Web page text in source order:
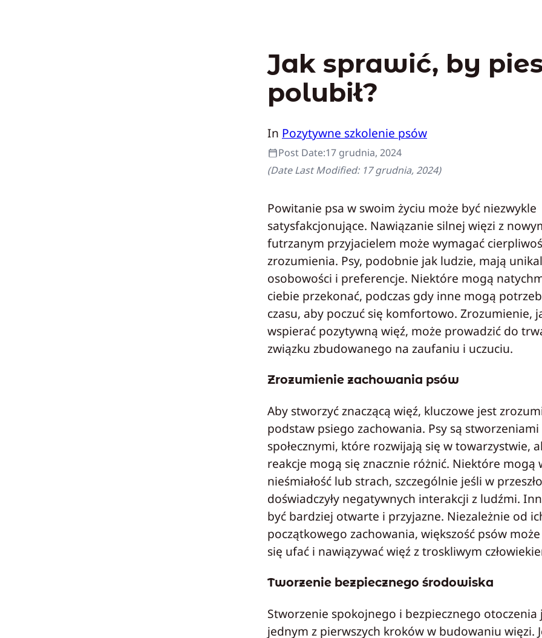
Jak sprawić, by
polubił?
In Pozytywne szkolenie psów
Post Date:17 grudnia, 2024
(Date Last Modified: 17 grudnia, 2024)
Powitanie psa w swoim życiu może być niezwykle
satysfakcjonujące. Nawiązanie silnej więzi z
futrzanym przyjacielem może wymagać
zrozumienia. Psy, podobnie jak ludzie, mają
osobowości i preferencje. Niektóre mogą
ciebie przekonać, podczas gdy inne mogą
czasu, aby poczuć się komfortowo. Zrozumienie,
wspierać pozytywną więź, może prowadzić do
związku zbudowanego na zaufaniu i uczuciu.
Zrozumienie zachowania psów
Aby stworzyć znaczącą więź, kluczowe jest
podstaw psiego zachowania. Psy są stworzeniami
społecznymi, które rozwijają się w towarzystwie,
reakcje mogą się znacznie różnić. Niektóre mogą
nieśmiałość lub strach, szczególnie jeśli w
doświadczyły negatywnych interakcji z ludźmi.
być bardziej otwarte i przyjazne. Niezależnie od
początkowego zachowania, większość psów
się ufać i nawiązywać więź z troskliwym
Tworzenie bezpiecznego środowiska
Stworzenie spokojnego i bezpiecznego otoczenia
jednym z pierwszych kroków w budowaniu więzi.